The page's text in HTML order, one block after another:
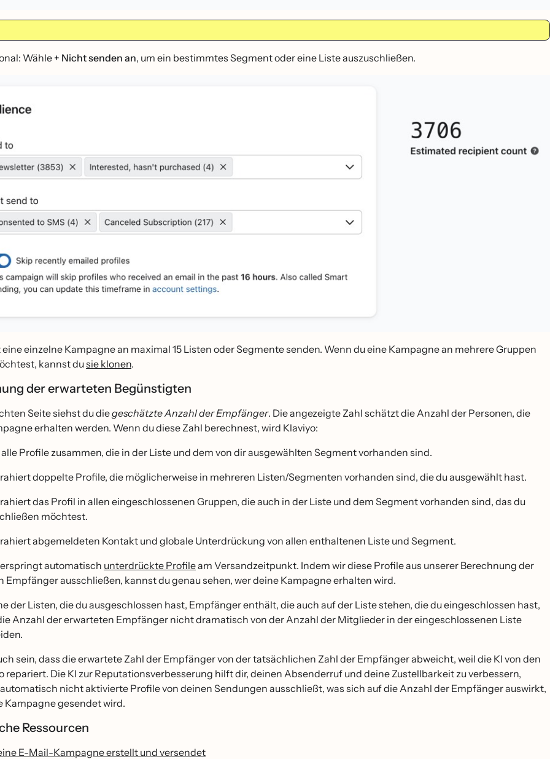
Wähle + Nicht senden an, um ein bestimmtes Segment oder eine Liste auszuschließen.
einzelne Kampagne an maximal 15 Listen oder Segmente senden. Wenn du eine Kampagne an mehrere Gruppen
kannst dusie klonen.
der erwarteten Begünstigten
Seite siehst du diegeschätzte Anzahl der Empfänger. Die angezeigte Zahl schätzt die Anzahl der Personen, die
erhalten werden. Wenn du diese Zahl berechnest, wird Klaviyo:
Profile zusammen, die in der Liste und dem von dir ausgewählten Segment vorhanden sind.
doppelte Profile, die möglicherweise in mehreren Listen/Segmenten vorhanden sind, die du ausgewählt hast.
das Profil in allen eingeschlossenen Gruppen, die auch in der Liste und dem Segment vorhanden sind, das du
möchtest.
abgemeldeten Kontakt und globale Unterdrückung von allen enthaltenen Liste und Segment.
automatisch unterdrückte Profileam Versandzeitpunkt. Indem wir diese Profile aus unserer Berechnung der
Empfänger ausschließen, kannst du genau sehen, wer deine Kampagne erhalten wird.
der Listen, die du ausgeschlossen hast, Empfänger enthält, die auch auf der Liste stehen, die du eingeschlossen hast,
Anzahl der erwarteten Empfänger nicht dramatisch von der Anzahl der Mitglieder in der eingeschlossenen Liste
sein, dass die erwartete Zahl der Empfänger von der tatsächlichen Zahl der Empfänger abweicht, weil die KI von den
repariert. Die KI zur Reputationsverbesserung hilft dir, deinen Absenderruf und deine Zustellbarkeit zu verbessern,
nicht aktivierte Profile von deinen Sendungen ausschließt, was sich auf die Anzahl der Empfänger auswirkt,
Kampagne gesendet wird.
Ressourcen
E-Mail-Kampagne erstellt und versendet